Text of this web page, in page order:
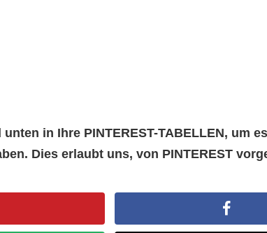
in Ihre PINTEREST-TABELLEN, um
Dies erlaubt uns, von PINTEREST